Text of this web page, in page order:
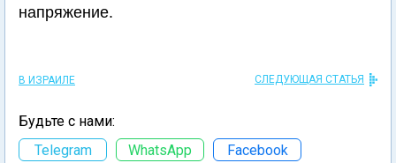
напряжение.
В ИЗРАИЛЕ СЛЕДУЮЩАЯ СТАТЬЯ
Будьте с нами:
Telegram
WhatsApp Facebook